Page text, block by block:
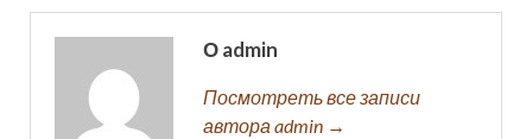
О admin
Посмотреть все записи
автора admin →